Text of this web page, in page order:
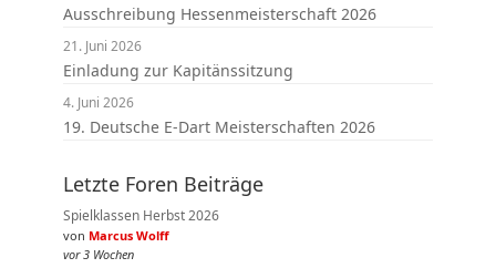
Ausschreibung Hessenmeisterschaft 2026
Einladung zur Kapitänssitzung
21. Juni 2026
19. Deutsche E-Dart Meisterschaften 2026
4. Juni 2026
Letzte Foren Beiträge
Spielklassen Herbst 2026
von Marcus Wolff
vor 3 Wochen